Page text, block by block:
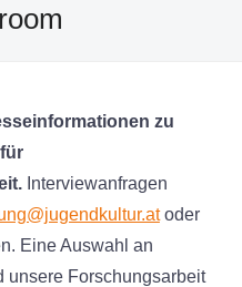
zu
Interviewanfragen
oder
Eine Auswahl an
unsere Forschungsarbeit